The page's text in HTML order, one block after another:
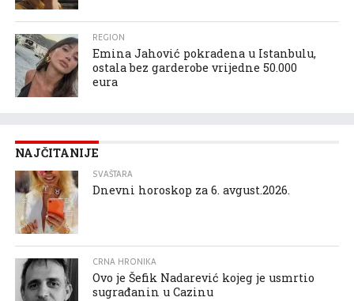
REGION
Emina Jahović pokradena u Istanbulu,
ostala bez garderobe vrijedne 50.000
eura
NAJČITANIJE
SVAŠTARA
Dnevni horoskop za 6. avgust.2026.
CRNA HRONIKA
Ovo je Šefik Nadarević kojeg je usmrtio
sugrađanin u Cazinu